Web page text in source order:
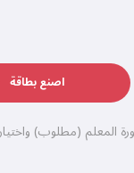
اصنع بطاقة
المعلم (مطلوب)